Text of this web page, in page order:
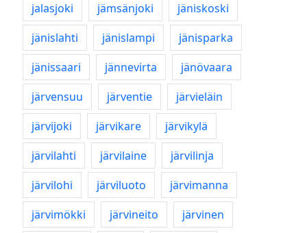
jalasjoki
jämsänjoki
jäniskoski
jänislahti
jänislampi
jänisparka
jänissaari
jännevirta
jänövaara
järvensuu
järventie
järvieläin
järvijoki
järvikare
järvikylä
järvilahti
järvilaine
järvilinja
järvilohi
järviluoto
järvimanna
järvimökki
järvineito
järvinen